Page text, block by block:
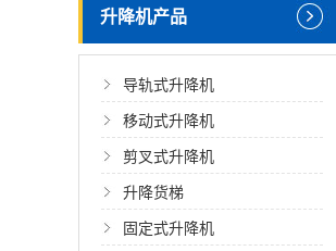
升降机产品
导轨式升降机
移动式升降机
剪叉式升降机
升降货梯
固定式升降机